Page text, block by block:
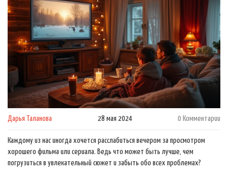
Дарья Таланова 28 мая 2024 0 Комментарии
Каждому из нас иногда хочется расслабиться вечером за просмотром
хорошего фильма или сериала. Ведь что может быть лучше, чем
погрузиться в увлекательный сюжет и забыть обо всех проблемах?